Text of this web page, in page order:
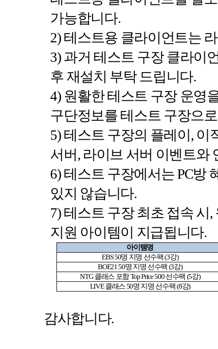
가능합니다.
2)테스트용 클라이언트는
3)과거 테스트 구장 클라이
후 재설치 부탁 드립니다.
4) 원활한 테스트 구장 운영
구단정보를 테스트 구장으
5)테스트 구장의 플레이, 이
서버, 라이브 서버 이벤트와
6)테스트 구장에서는PC방
있지 않습니다.
7)테스트 구장 최초 접속 시,
지원 아이템이 지급됩니다.
아이템명
EBS 50명 지명 선수팩(3강)
BOE21 50명 지명 선수팩 (3강)
NTG클래스 포함Top Price 500선수팩 (5강)
LIVE클래스50명 지명 선수팩(8강)
감사합니다.